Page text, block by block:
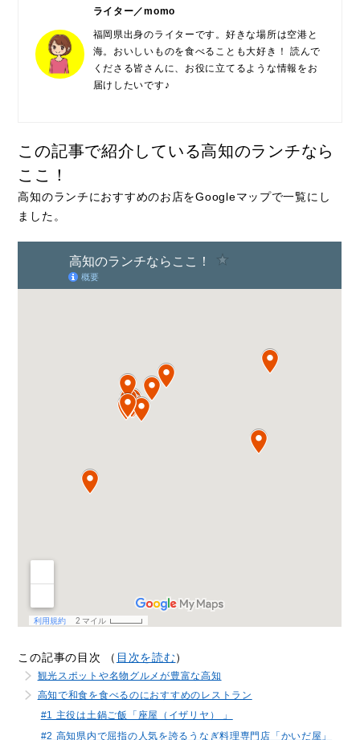
ライター／momo
福岡県出身のライターです。好きな場所は空港と
海。おいしいものを食べることも大好き！ 読んで
くださる皆さんに、お役に立てるような情報をお
届けしたいです♪
この記事で紹介している高知のランチなら
ここ！
高知のランチにおすすめのお店をGoogleマップで一覧にし
ました。
この記事の目次 （ 目次を読む）
観光スポットや名物グルメが豊富な高知
高知で和食を食べるのにおすすめのレストラン
#1 主役は土鍋ご飯「座屋（イザリヤ） 」
#2 高知県内で屈指の人気を誇るうなぎ料理専門店「かいだ屋」